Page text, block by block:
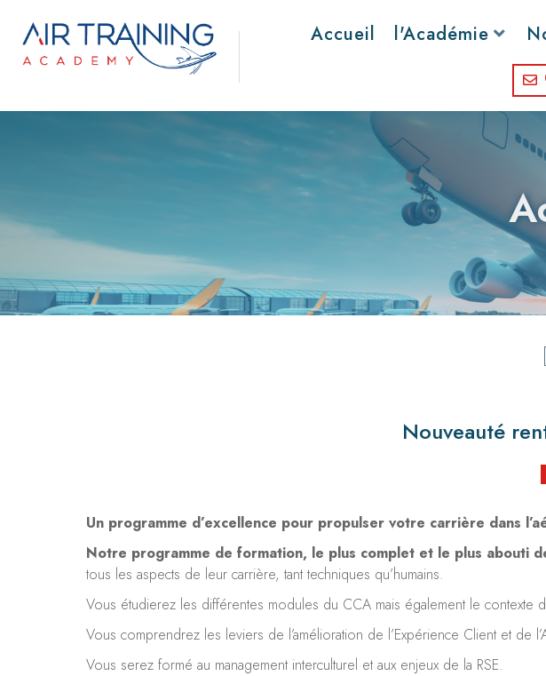
Accueil l'Académie
Nouveauté
Un programme d’excellence pour propulser votre carrière dans
Notre programme de formation, le plus complet et le plus abouti
tous les aspects de leur carrière, tant techniques qu’humains.
Vous étudierez les différentes modules du CCA mais également le contexte
Vous comprendrez les leviers de l’amélioration de l’Expérience Client et de
Vous serez formé au management interculturel et aux enjeux de la RSE.